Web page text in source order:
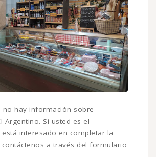
no hay información sobre
Argentino. Si usted es el
interesado en completar la
a través del formulario